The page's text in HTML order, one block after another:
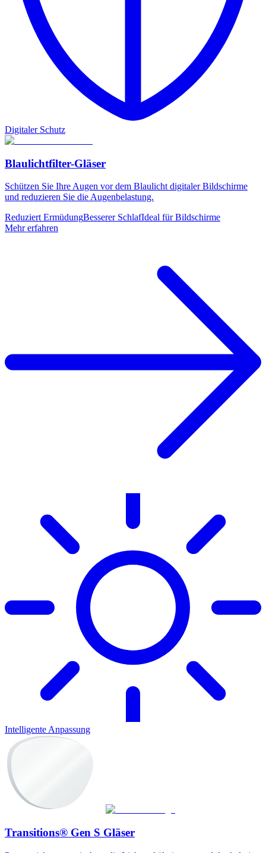
Digitaler Schutz
Blaulichtfilter-Gläser
Schützen Sie Ihre Augen vor dem Blaulicht digitaler Bildschirme
und reduzieren Sie die Augenbelastung.
Reduziert ErmüdungBesserer SchlafIdeal für Bildschirme
Mehr erfahren
Intelligente Anpassung
Transitions® Gen S Gläser